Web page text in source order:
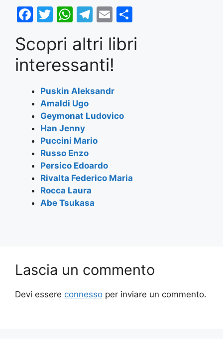
F
c
e
b
o
o
k
T
itt
er
W
at
s
A
p
p
T
e
gr
a
m
E
ai
l
ar
Scopri altri libri
interessanti!
Puskin Aleksandr
Amaldi Ugo
Geymonat Ludovico
Han Jenny
Puccini Mario
Russo Enzo
Persico Edoardo
Rivalta Federico Maria
Rocca Laura
Abe Tsukasa
Lascia un commento
Devi essere connesso per inviare un commento.